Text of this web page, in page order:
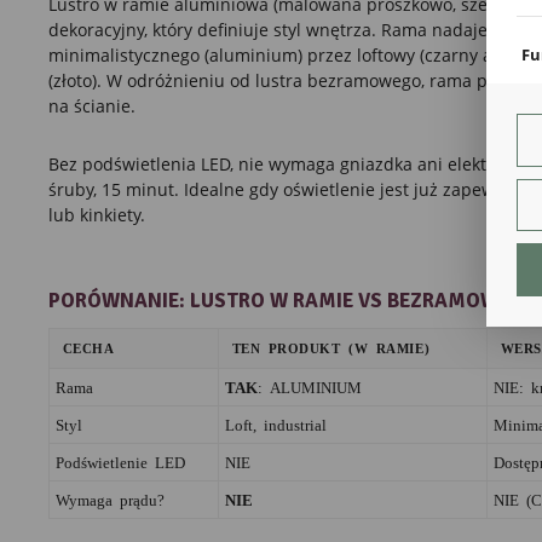
dekoracyjny, który definiuje styl wnętrza. Rama nadaje lustru
minimalistycznego (aluminium) przez loftowy (czarny
(złoto). W odróżnieniu od lustra bezramowego, rama
na ścianie.
Bez podświetlenia LED, nie wymaga gniazdka ani elektryka.
śruby, 15 minut. Idealne gdy oświetlenie jest już zapewnione
lub kinkiety.
PORÓWNANIE: LUSTRO W RAMIE VS BEZRAMOWE
CECHA TEN PRODUKT (W RAMIE)
Rama TAK: ALUMINIUM NIE:
Styl Loft, industrial
Podświetlenie LED NIE
Wymaga prądu? NIE NIE